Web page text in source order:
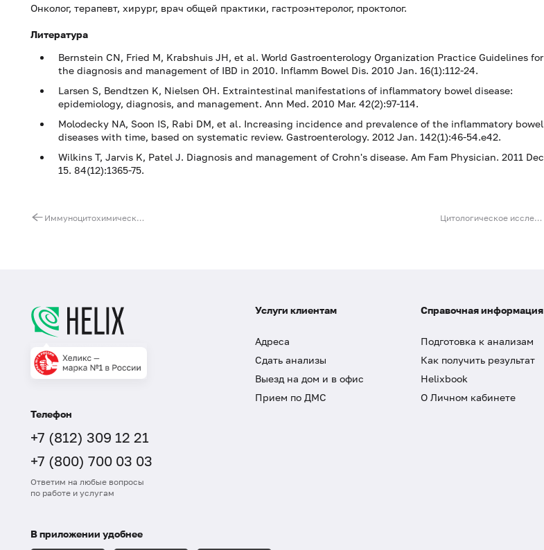
Онколог, терапевт, хирург, врач общей практики, гастроэнтеролог, проктолог.
Литература
Bernstein CN, Fried M, Krabshuis JH, et al. World Gastroenterology Organization Practice Guidelines for
the diagnosis and management of IBD in 2010. Inflamm Bowel Dis. 2010 Jan. 16(1):112-24.
Larsen S, Bendtzen K, Nielsen OH. Extraintestinal manifestations of inflammatory bowel disease:
epidemiology, diagnosis, and management. Ann Med. 2010 Mar. 42(2):97-114.
Molodecky NA, Soon IS, Rabi DM, et al. Increasing incidence and prevalence of the inflammatory bowel
diseases with time, based on systematic review. Gastroenterology. 2012 Jan. 142(1):46-54.e42.
Wilkins T, Jarvis K, Patel J. Diagnosis and management of Crohn's disease. Am Fam Physician. 2011 Dec
15. 84(12):1365-75.
Иммуноцитохимическое исследование соскобов шейки матки с определением белка р16 Цитологическое исследование аспирата из полости матки
Телефон
+7 (812) 309 12 21
+7 (800) 700 03 03
Ответим на любые вопросы
по работе и услугам
Услуги клиентам
Адреса
Сдать анализы
Выезд на дом и в офис
Прием по ДМС
Справочная информация
Подготовка к анализам
Как получить результат
Helixbook
О Личном кабинете
В приложении удобнее